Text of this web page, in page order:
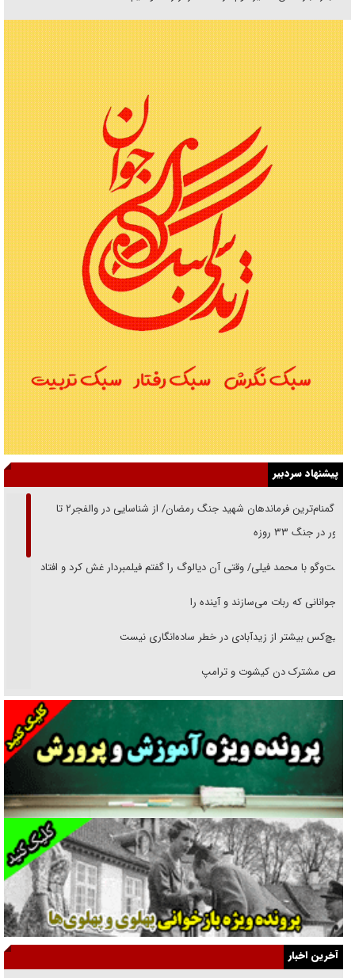
پیشنهاد سردبیر
از گمنام‌ترین فرماندهان شهید جنگ رمضان/ از شناسایی در والفجر۲ تا
حضور در جنگ ۳۳ روزه
گفت‌وگو با محمد فیلی/ وقتی آن دیالوگ را گفتم فیلمبردار غش کرد و افتاد
نوجوانانی که ربات می‌سازند و آینده را
هیچ‌کس بیشتر از زیدآبادی در خطر ساده‌انگاری نیست
رقص مشترک دن کیشوت و ترامپ
دنده دولت به واگذاری مسئله‌دار ایران‌خودرو/ خصوصی‌سازی یا انحصار؟
غریزه‌ی بقا و آقای باقی و رفقا
جراحی‌های زیبایی با مدرک فوق‌دیپلم! + گفت‌وگو با متهم
گفت‌وگو با همسر یکی از شهدای جنگ رمضان/ پیکر بی‌سر شهید را از
انگشت‌های پا شناسایی کردیم
نسلی که آنلاین الگو می‌گیرد
گفت‌وگو با آیت‌الله جاودان/ جفای مخالفان مکانت معنوی رهبر شهید را
ارتقا می‌داد
راننده مست به قانون می‌خندد
آخرین اخبار